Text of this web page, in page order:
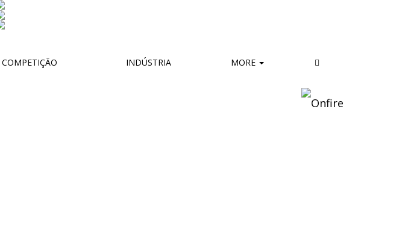
COMPETIÇÃO INDÚSTRIA MORE